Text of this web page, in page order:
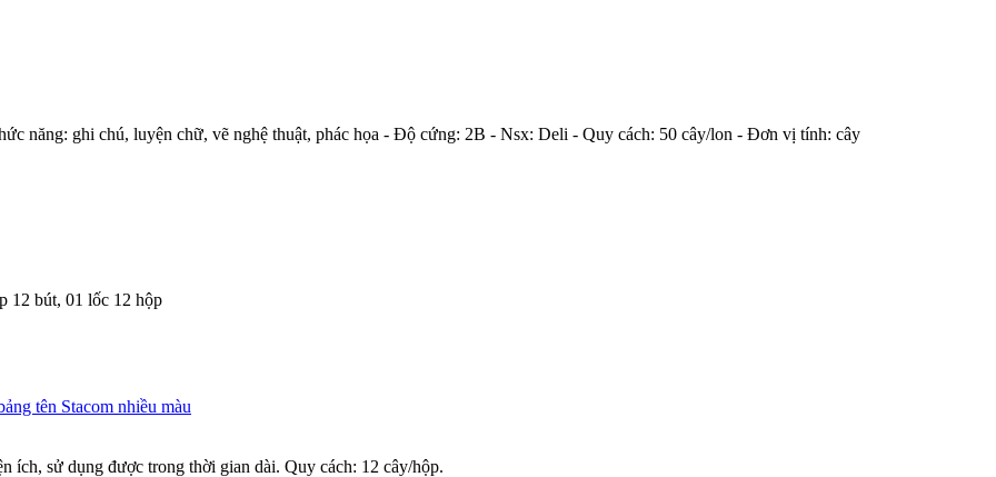
tên Stacom nhiều màu
năng: ghi chú, luyện chữ, vẽ nghệ thuật, phác họa - Độ cứng: 2B - Nsx: Deli - Quy cách: 50 cây/lon - Đơn vị tính: cây
12 bút, 01 lốc 12 hộp
ích, sử dụng được trong thời gian dài. Quy cách: 12 cây/hộp.